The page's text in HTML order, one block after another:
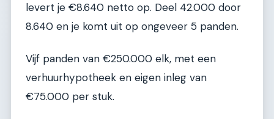
levert je €8.640 netto op. Deel 42.000 door
8.640 en je komt uit op ongeveer 5 panden.
Vijf panden van €250.000 elk, met een
verhuurhypotheek en eigen inleg van
€75.000 per stuk.